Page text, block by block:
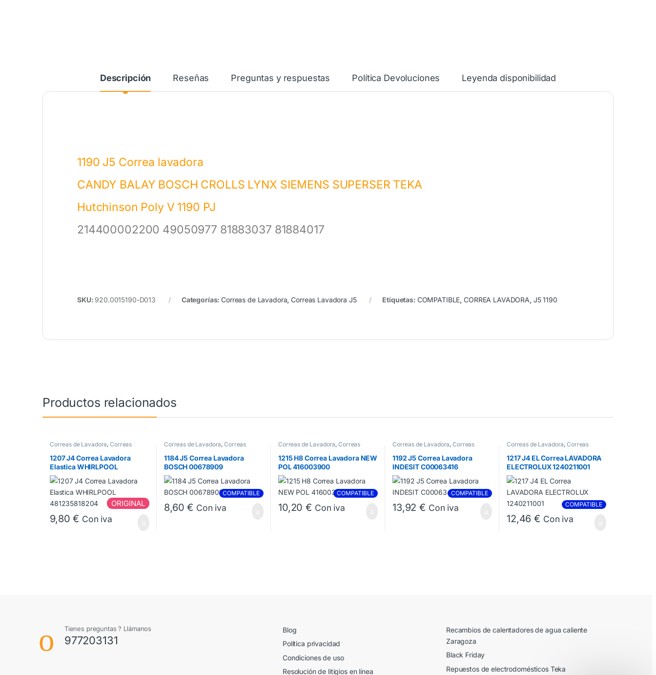
Descripción Reseñas Preguntas y respuestas Política Devoluciones Leyenda disponibilidad
1190 J5 Correa lavadora
CANDY BALAY BOSCH CROLLS LYNX SIEMENS SUPERSER TEKA
Hutchinson Poly V 1190 PJ
214400002200 49050977 81883037 81884017
SKU: 920.0015190-D013 Categorías:Correas de Lavadora,Correas Lavadora J5 Etiquetas: COMPATIBLE,CORREA LAVADORA, J5 1190
Productos relacionados
Correas de Lavadora,Correas
1207 J4 Correa Lavadora
Elastica WHIRLPOOL
481235818204
ORIGINAL
9,80€ Con iva
Correas de Lavadora,Correas
1184 J5 Correa Lavadora
BOSCH 00678909
COMPATIBLE
8,60€ Con iva
Correas de Lavadora,Correas
1215 H8 Correa Lavadora NEW
POL 416003900
COMPATIBLE
10,20€ Con iva
Correas de Lavadora,Correas
1192 J5 Correa Lavadora
INDESIT C00063416
COMPATIBLE
13,92€ Con iva
Correas de Lavadora,Correas
1217 J4 EL Correa LAVADORA
ELECTROLUX 1240211001
COMPATIBLE
12,46€ Con iva
Tienes preguntas ? Llámanos
977203131
Blog
Política privacidad
Condiciones de uso
Resolución de litigios en línea
Recambios de calentadores de agua caliente
Zaragoza
Black Friday
Repuestos de electrodomésticos Teka